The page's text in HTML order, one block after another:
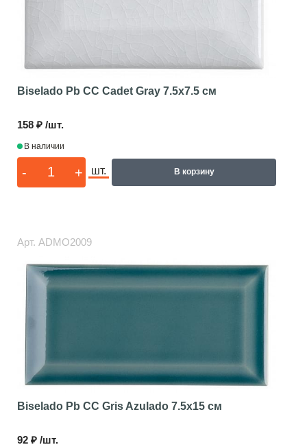
Biselado Pb CC Cadet Gray 7.5x7.5 см
158 ₽ /шт.
В наличии
- + шт. В корзину
Арт. ADMO2009
Biselado Pb CC Gris Azulado 7.5x15 см
92 ₽ /шт.